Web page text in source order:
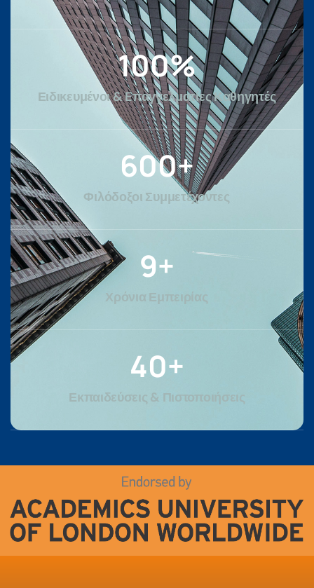
100%
Ειδικευμένοι & Eπαγγελματίες Καθηγητές
600+
Φιλόδοξοι Συμμετέχοντες
9+
Χρόνια Εμπειρίας
40+
Εκπαιδεύσεις & Πιστοποιήσεις